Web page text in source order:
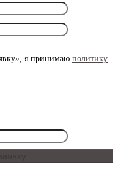
я принимаю политику